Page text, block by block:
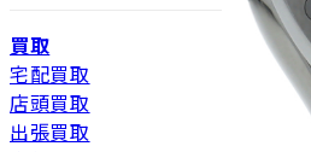
買取
宅配買取
店頭買取
出張買取